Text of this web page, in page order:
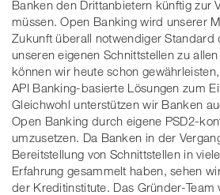
Banken den Drittanbietern künftig zur
müssen. Open Banking wird unserer
Zukunft überall notwendiger Standard
unseren eigenen Schnittstellen zu
können wir heute schon
API Banking-basierte Lösungen zum
Gleichwohl unterstützen wir Banken
Open Banking durch eigene PSD2-
umzusetzen. Da Banken in der
Bereitstellung von Schnittstellen in
Erfahrung gesammelt haben, sehen
der Kreditinstitute. Das Gründer-Team